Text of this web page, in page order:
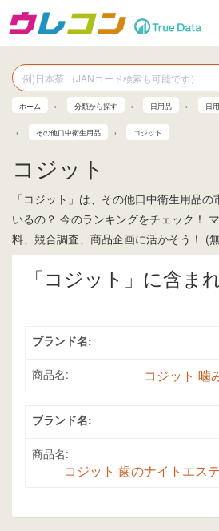
ホーム 分類から探す 日用品 日
その他口中衛生用品 コジット
コジット
「コジット」は、その他口中衛生用品
いるの？ 今のランキングをチェック！
料、競合調査、商品企画に活かそう！ (
「コジット」に含ま
ブランド名:
商品名: コジット 噛
ブランド名:
商品名:
コジット 歯のナイトエス